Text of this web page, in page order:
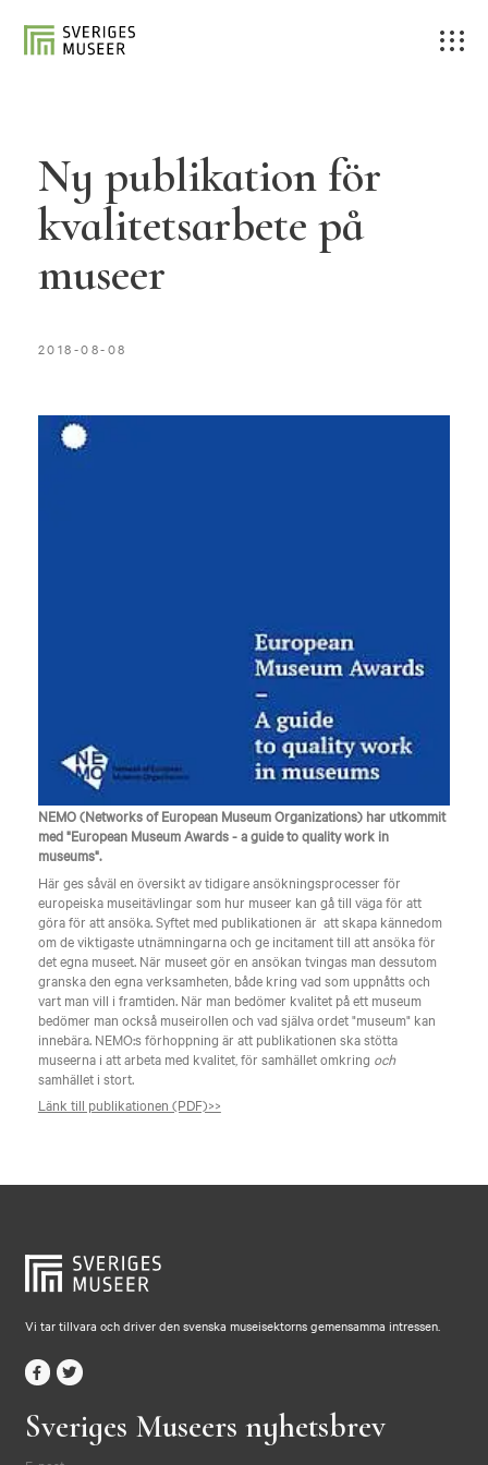
Ny publikation för
kvalitetsarbete på
museer
2018-08-08
NEMO (Networks of European Museum Organizations) har utkommit
med "European Museum Awards - a guide to quality work in
museums".
Här ges såväl en översikt av tidigare ansökningsprocesser för
europeiska museitävlingar som hur museer kan gå till väga för att
göra för att ansöka. Syftet med publikationen är att skapa kännedom
om de viktigaste utnämningarna och ge incitament till att ansöka för
det egna museet. När museet gör en ansökan tvingas man dessutom
granska den egna verksamheten, både kring vad som uppnåtts och
vart man vill i framtiden. När man bedömer kvalitet på ett museum
bedömer man också museirollen och vad själva ordet "museum" kan
innebära. NEMO:s förhoppning är att publikationen ska stötta
museerna i att arbeta med kvalitet, för samhället omkring och
samhället i stort.
Länk till publikationen (PDF)>>
Vi tar tillvara och driver den svenska museisektorns gemensamma intressen.
Sveriges Museers nyhetsbrev